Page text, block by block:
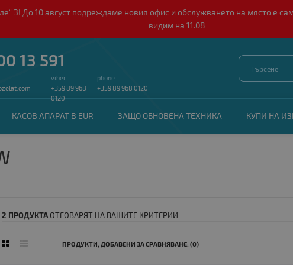
3! До 10 август подреждаме новия офис и обслужването на място е
видим на 11.08
13 591
viber
+359 89 968
0120
phone
+359 89 968 0120
КАСОВ АПАРАТ В EUR ЗАЩО ОБНОВЕНА ТЕХНИКА КУПИ НА
2 ПРОДУКТА ОТГОВАРЯТ НА ВАШИТЕ КРИТЕРИИ
ПРОДУКТИ, ДОБАВЕНИ ЗА СРАВНЯВАНЕ: (0)